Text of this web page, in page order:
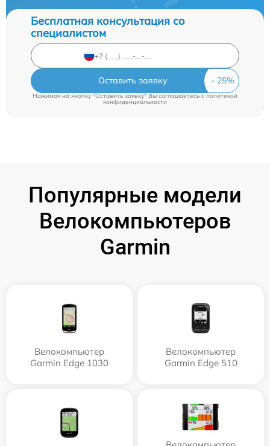
Бесплатная консультация со
специалистом
Оставить заявку
Нажимая на кнопку "Оставить заявку" Вы соглашаетесь cполитикой
конфиденциальности
Популярные модели
Велокомпьютеров
Garmin
Велокомпьютер
Garmin Edge 1030
Велокомпьютер
Garmin Edge 510